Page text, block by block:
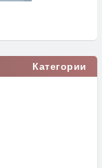
Категории